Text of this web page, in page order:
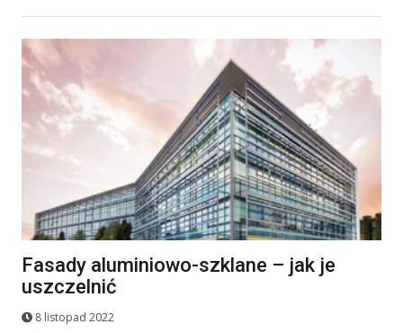
Fasady aluminiowo-szklane – jak je
uszczelnić
8 listopad 2022